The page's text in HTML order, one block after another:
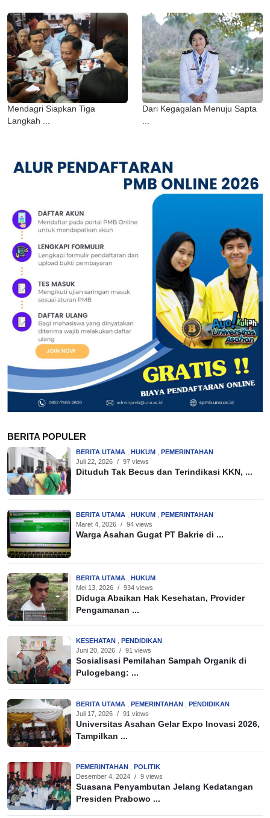
Mendagri Siapkan Tiga
Langkah ...
Dari Kegagalan Menuju Sapta
BERITA POPULER
BERITA UTAMA HUKUM
PEMERINTAHAN
Juli 22, 2026 / 97 views
Dituduh Tak Becus dan Terindikasi KKN, ...
BERITA UTAMA , HUKUM , PEMERINTAHAN
Maret 4, 2026 / 94 views
Warga Asahan Gugat PT Bakrie di ...
BERITA UTAMA
HUKUM
Mei 13, 2026 / 934 views
Diduga Abaikan Hak Kesehatan, Provider
Pengamanan ...
KESEHATAN , PENDIDIKAN
Juni 20, 2026 / 91 views
Sosialisasi Pemilahan Sampah Organik di
Pulogebang: ...
BERITA UTAMA PEMERINTAHAN
PENDIDIKAN
Juli 17, 2026 / 91 views
Universitas Asahan Gelar Expo Inovasi 2026,
Tampilkan ...
PEMERINTAHAN , POLITIK
Desember 4, 2024 / 9 views
Suasana Penyambutan Jelang Kedatangan
Presiden Prabowo ...